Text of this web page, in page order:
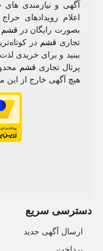
آگهی و نیازمندی
اعلام رویدادهای
بصورت رایگان در قشم
تجاری قشم در
ببنید و برای خریدی
پرتال تجاری قشم
هیچ آگهی خارج از این
دسترسی سریع
ارسال آگهی جدید